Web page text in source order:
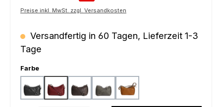
Preise inkl. MwSt. zzgl. Versandkosten
Versandfertig in 60 Tagen, Lieferzeit 1-3
Tage
Farbeauswählen
blackbordeauxdark brown
grey yellow